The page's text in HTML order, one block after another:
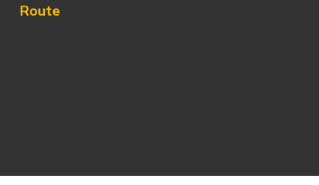
Route